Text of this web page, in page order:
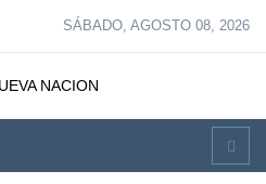
SÁBADO, AGOSTO 08, 2026